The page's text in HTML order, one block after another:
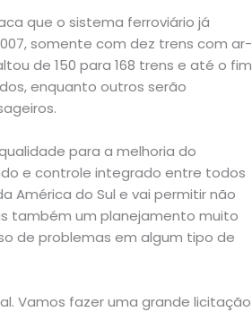
que o sistema ferroviário já
somente com dez trens com ar-
de 150 para 168 trens e até o fim
enquanto outros serão
para a melhoria do
e controle integrado entre todos
América do Sul e vai permitir não
também um planejamento muito
de problemas em algum tipo de
Vamos fazer uma grande licitação